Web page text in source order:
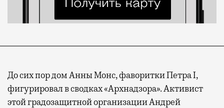
До сих пор дом Анны Монс, фаворитки Петра I,
фигурировал в сводках «Архнадзора». Активист
этой градозащитной организации Андрей